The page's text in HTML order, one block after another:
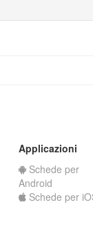
Applicazioni
Schede per
Android
Schede per